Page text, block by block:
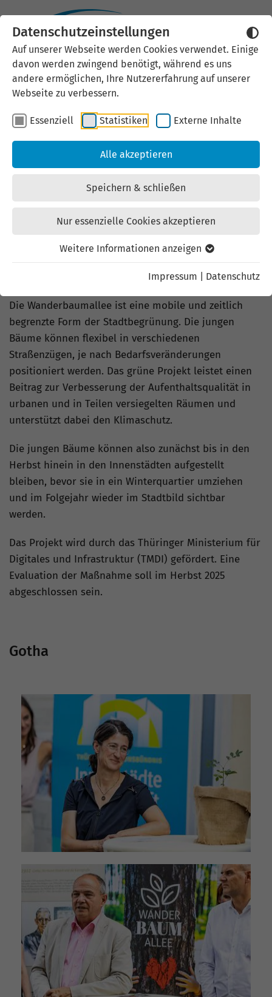
Datenschutzeinstellungen
Auf unserer Webseite werden Cookies verwendet. Einige
davon werden zwingend benötigt, während es uns
andere ermöglichen, Ihre Nutzererfahrung auf unserer
Webseite zu verbessern.
Essenziell Statistiken Externe Inhalte
Alle akzeptieren
Speichern & schließen
Nur essenzielle Cookies akzeptieren
Weitere Informationen anzeigen
Impressum Datenschutz
Wanderbaumalleen
Pilotprojekt der Arbeitsgruppe
Im Sommer 2023 wurde im Rahmen des
das ProjektWanderbaumallee
Pößneck, Nordhausen, Rudolstadt, Sömmerda und
Leinefelde–Worbis – der Idee gefolgt und haben
Innenstadtbereichen aufgestellt.
Die Wanderbaumallee ist eine mobile und zeitlich
begrenzte Form der Stadtbegrünung. Die jungen
Bäume können flexibel in verschiedenen
Straßenzügen, je nach Bedarfsveränderungen
positioniert werden. Das grüne Projekt leistet einen
Beitrag zur Verbesserung der Aufenthaltsqualität in
urbanen und in Teilen versiegelten Räumen und
unterstützt dabei den Klimaschutz.
Die jungen Bäume können also zunächst bis in den
Herbst hinein in den Innenstädten aufgestellt
bleiben, bevor sie in ein Winterquartier umziehen
und im Folgejahr wieder im Stadtbild sichtbar
werden.
Das Projekt wird durch das Thüringer Ministerium für
Digitales und Infrastruktur (TMDI) gefördert. Eine
Evaluation der Maßnahme soll im Herbst 2025
abgeschlossen sein.
Gotha